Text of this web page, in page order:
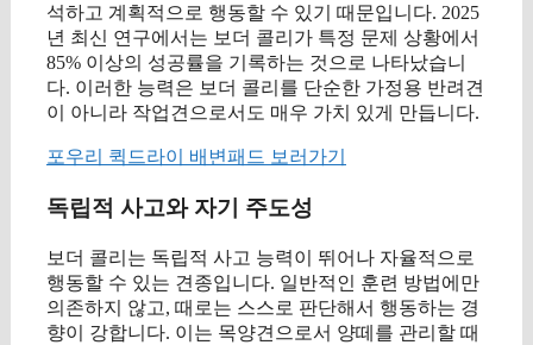
석하고 계획적으로 행동할 수 있기 때문입니다. 2025
년 최신 연구에서는 보더 콜리가 특정 문제 상황에서
85% 이상의 성공률을 기록하는 것으로 나타났습니
다. 이러한 능력은 보더 콜리를 단순한 가정용 반려견
이 아니라 작업견으로서도 매우 가치 있게 만듭니다.
포우리 퀵드라이 배변패드 보러가기
독립적 사고와 자기 주도성
보더 콜리는 독립적 사고 능력이 뛰어나 자율적으로
행동할 수 있는 견종입니다. 일반적인 훈련 방법에만
의존하지 않고, 때로는 스스로 판단해서 행동하는 경
향이 강합니다. 이는 목양견으로서 양떼를 관리할 때